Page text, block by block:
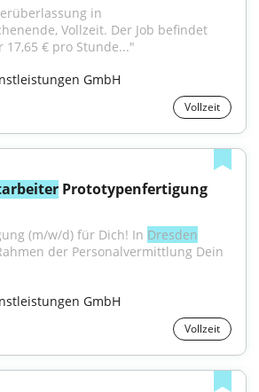
in
Vollzeit. Der Job befindet
17,65 € pro Stunde..."
GmbH
Vollzeit
Prototypenfertigung
(m/w/d) für Dich! In Dresden
der Personalvermittlung Dein
GmbH
Vollzeit